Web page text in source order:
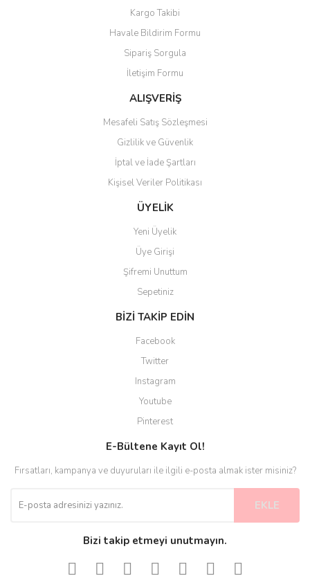
Ürün resmi kalitesiz, bozuk veya görüntülenemiyor.
Ürün açıklamasında eksik bilgiler bulunuyor.
Ürün bilgilerinde hatalar bulunuyor.
Ürün fiyatı diğer sitelerden daha pahalı.
Bu ürüne benzer farklı alternatifler olmalı.
Gönder
Kargo Takibi
Havale Bildirim Formu
Sipariş Sorgula
İletişim Formu
ALIŞVERİŞ
Mesafeli Satış Sözleşmesi
Gizlilik ve Güvenlik
İptal ve İade Şartları
Kişisel Veriler Politikası
ÜYELİK
Yeni Üyelik
Üye Girişi
Şifremi Unuttum
Sepetiniz
BİZİ TAKİP EDİN
Facebook
Twitter
Instagram
Youtube
Pinterest
E-Bültene Kayıt Ol!
Fırsatları, kampanya ve duyuruları ile ilgili e-posta almak ister misiniz?
EKLE
Bizi takip etmeyi unutmayın.